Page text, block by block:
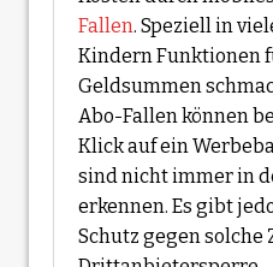
Fallen. Speziell in
Kindern Funktionen
Geldsummen
Abo-Fallen können
Klick auf ein
sind nicht immer in
erkennen. Es gibt
Schutz gegen solche